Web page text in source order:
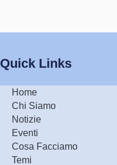
Quick Links
Home
Chi Siamo
Notizie
Eventi
Cosa Facciamo
Temi